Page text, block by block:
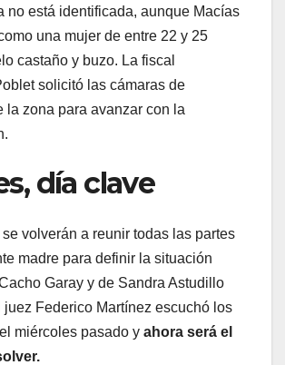
no está identificada, aunque Macías
una mujer de entre 22 y 25
castaño y buzo. La fiscal
solicitó las cámaras de
la zona para avanzar con la
día clave
volverán a reunir todas las partes
madre para definir la situación
Garay y de Sandra Astudillo
juez Federico Martínez escuchó los
miércoles pasado y ahora será el